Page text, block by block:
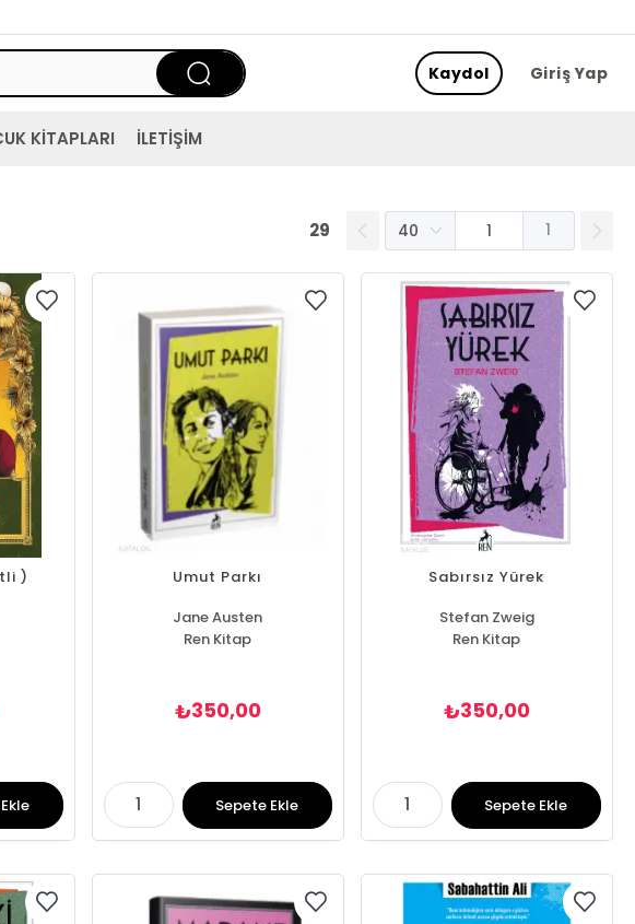
Giriş Yap
Kaydol
KİTAPLARI İLETİŞİM
29 1
)
Umut Parkı
Jane Austen
Ren Kitap
₺350,00
Sepete Ekle
Sabırsız Yürek
Stefan Zweig
Ren Kitap
₺350,00
Sepete Ekle